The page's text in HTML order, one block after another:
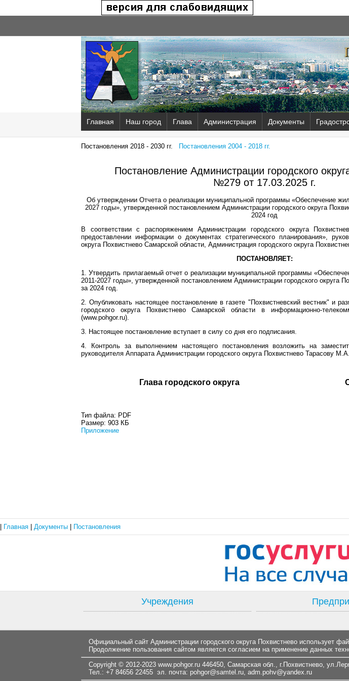
Главная Наш город Глава Администрация Документы
Постановления 2018 - 2030 гг. Постановления 2004 - 2018 гг.
Постановление Администрации городского
№279 от 17.03.2025 г.
Об утверждении Отчета о реализации муниципальной программы «Обеспечение
2027 годы», утвержденной постановлением Администрации городского округа
2024 год
В соответствии с распоряжением Администрации городского округа
предоставлении информации о документах стратегического планирования»,
округа Похвистнево Самарской области, Администрация городского округа
ПОСТАНОВЛЯЕТ:
1. Утвердить прилагаемый отчет о реализации муниципальной программы
2011-2027 годы», утвержденной постановлением Администрации городского округа
за 2024 год.
2. Опубликовать настоящее постановление в газете "Похвистневский вестник" и
городского округа Похвистнево Самарской области в информационно-
(www.pohgor.ru).
3. Настоящее постановление вступает в силу со дня его подписания.
4. Контроль за выполнением настоящего постановления возложить на
руководителя Аппарата Администрации городского округа Похвистнево Тарасову М.А.
Глава городского округа С.П.
Тип файла: PDF
Размер: 903 КБ
Приложение
Главная Документы Постановления
Учреждения
Официальный сайт Администрации городского округа Похвистнево использует
Продолжение пользования сайтом является согласием на применение данных
Copyright © 2012-2023 www.pohgor.ru 446450, Самарская обл., г.Похвистнево,
Тел.: +7 84656 22455 эл. почта: pohgor@samtel.ru, adm.pohv@yandex.ru